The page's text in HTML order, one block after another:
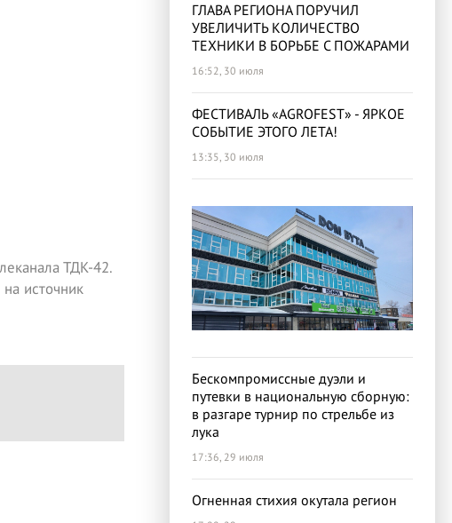
ТДК-42.
источник
ГЛАВА РЕГИОНА ПОРУЧИЛ
УВЕЛИЧИТЬ КОЛИЧЕСТВО
ТЕХНИКИ В БОРЬБЕ С ПОЖАРАМИ
16:52, 30 июля
ФЕСТИВАЛЬ «AGROFEST» - ЯРКОЕ
СОБЫТИЕ ЭТОГО ЛЕТА!
13:35, 30 июля
Бескомпромиссные дуэли и
путевки в национальную сборную:
в разгаре турнир по стрельбе из
лука
17:36, 29 июля
Огненная стихия окутала регион